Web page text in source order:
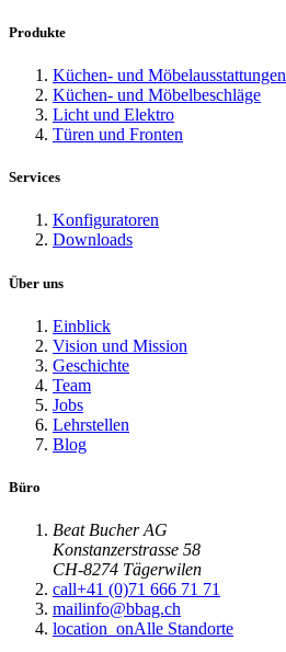
Produkte
Küchen- und Möbelausstattungen
Küchen- und Möbelbeschläge
Licht und Elektro
Türen und Fronten
Services
Konfiguratoren
Downloads
Über uns
Einblick
Vision und Mission
Geschichte
Team
Jobs
Lehrstellen
Blog
Büro
Beat Bucher AG
Konstanzerstrasse 58
CH-8274 Tägerwilen
call+41 (0)71 666 71 71
mailinfo@bbag.ch
location_onAlle Standorte